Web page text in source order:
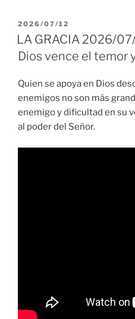
PUBLICADO
EL
2026/07/12
LA GRACIA 2026/
Dios vence el temor
Quien se apoya en Dios
enemigos no son más
enemigo y dificultad en su
al poder del Señor.